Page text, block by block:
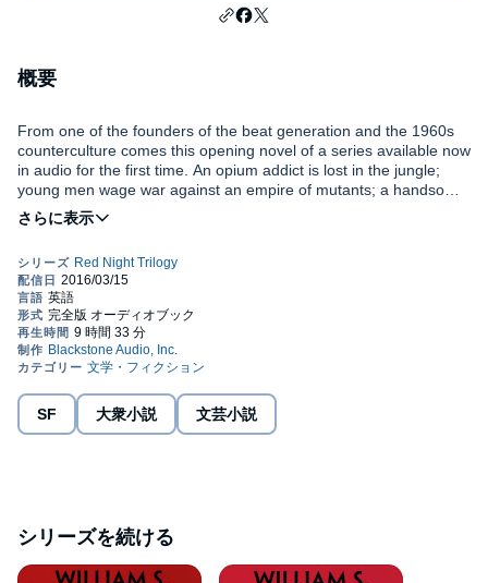
概要
From one of the founders of the beat generation and the 1960s
counterculture comes this opening novel of a series available now
in audio for the first time. An opium addict is lost in the jungle;
young men wage war against an empire of mutants; a handsome
young pirate faces his execution; and the world's population is
infected with a radioactive epidemic. These stories are woven
of the trilogy continued in
Western Lands, William Burroughs sharply satirizes modern
society in a poetic and shocking story of sex, drugs, disease, and
adventure.
©2013 William S. Burroughs (P)2016 Blackstone Audio, Inc.
SF 大衆小説 文芸小説
シリーズを続ける